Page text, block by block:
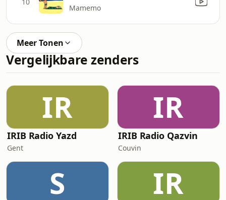
Mamemo
Meer Tonen
Vergelijkbare zenders
IR
IRIB Radio Yazd
Gent
IR
IRIB Radio Qazvin
Couvin
S IR